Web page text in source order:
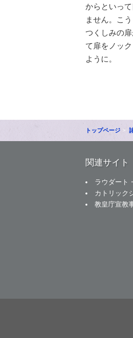
からといっ
ません。こ
つくしみの
て扉をノッ
ように。
トップページ
関連サイト
ラウダート
カトリック
教皇庁宣教